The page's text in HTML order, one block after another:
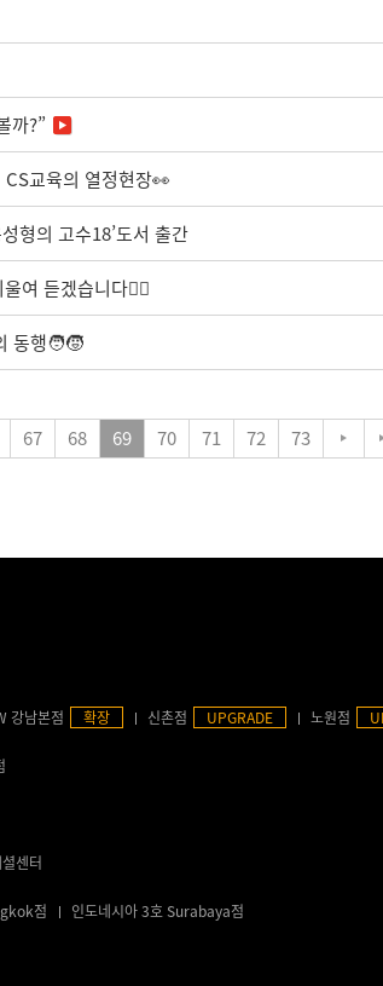
까?”
교육의 열정현장👀
형의 고수18’도서 출간
여 듣겠습니다🙋‍♀️
동행🧑‍🧒
67 68 69 70 71 72 73
강남본점 확장 신촌점 UPGRADE 노원점
센터
점 인도네시아 3호 Surabaya점